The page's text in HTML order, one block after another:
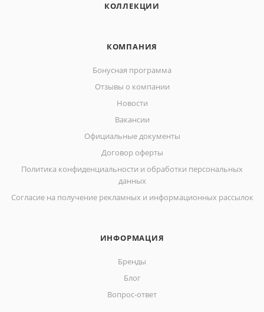
КОЛЛЕКЦИИ
КОМПАНИЯ
Бонусная программа
Отзывы о компании
Новости
Вакансии
Официальные документы
Договор оферты
Политика конфиденциальности и обработки персональных
данных
Согласие на получение рекламных и информационных рассылок
ИНФОРМАЦИЯ
Бренды
Блог
Вопрос-ответ